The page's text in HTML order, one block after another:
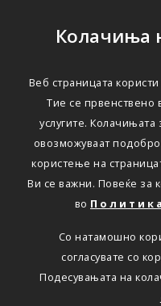
Колачиња
Веб страницата
Тие се првенствено
услугите.
овозможуваат
користење на
Ви се важни. Повеќе за
во
Со натамошно
согласувате со
Подесувањата на
Како
на вашето
Дома Новости
Како
Шумата е